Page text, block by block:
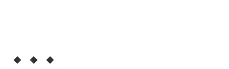
◆ ◆ ◆